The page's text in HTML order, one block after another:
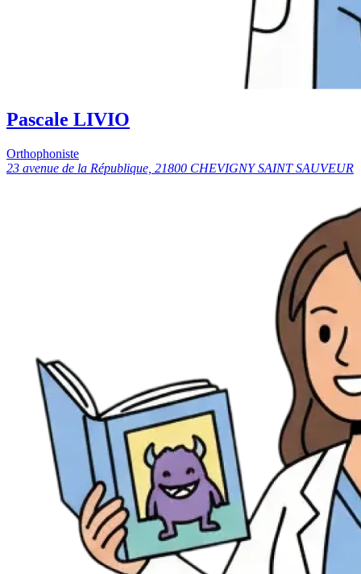
Pascale LIVIO
Orthophoniste
23 avenue de la République, 21800 CHEVIGNY SAINT SAUVEUR